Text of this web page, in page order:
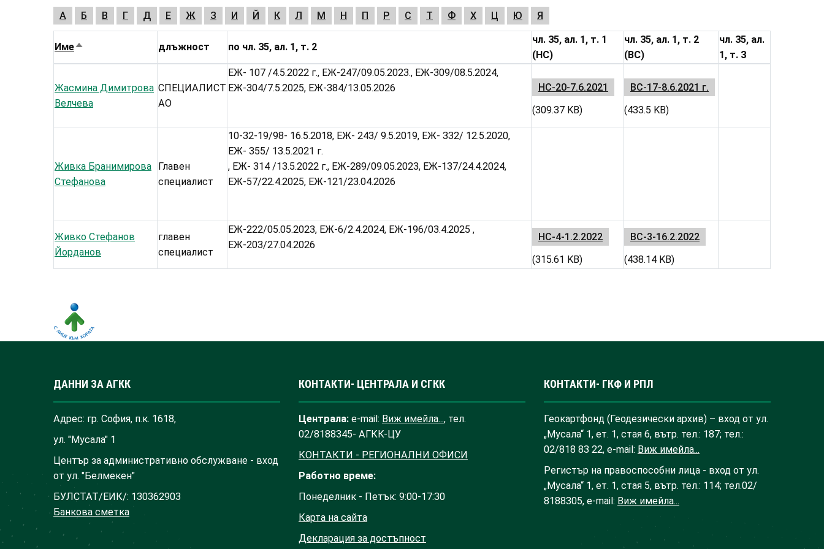
А Б В Г Д Е Ж З И Й К Л М Н П Р С Т Ф Х Ц Ю Я
ИмеSort
descending
длъжност по чл. 35, ал. 1, т. 2
чл. 35, ал. 1, т. 1
(НС)
чл. 35, ал. 1, т. 2
(ВС)
чл. 35, ал.
1, т. 3
Жасмина Димитрова
Велчева
СПЕЦИАЛИСТ
АО
ЕЖ- 107 /4.5.2022 г., ЕЖ-247/09.05.2023., ЕЖ-309/08.5.2024,
ЕЖ-304/7.5.2025, ЕЖ-384/13.05.2026
НС-20-7.6.2021
(309.37 KB)
ВС-17-8.6.2021 г.
(433.5 KB)
Живка Бранимирова
Стефанова
Главен
специалист
10-32-19/98- 16.5.2018, ЕЖ- 243/ 9.5.2019, ЕЖ- 332/ 12.5.2020,
ЕЖ- 355/ 13.5.2021 г.
, ЕЖ- 314 /13.5.2022 г., ЕЖ-289/09.05.2023, ЕЖ-137/24.4.2024,
ЕЖ-57/22.4.2025, ЕЖ-121/23.04.2026
Живко Стефанов
Йорданов
главен
специалист
ЕЖ-222/05.05.2023, ЕЖ-6/2.4.2024, ЕЖ-196/03.4.2025 ,
ЕЖ-203/27.04.2026
НС-4-1.2.2022
(315.61 KB)
ВС-3-16.2.2022
(438.14 KB)
ДАННИ ЗА АГКК
Адрес: гр. София, п.к. 1618,
ул. "Мусала" 1
Център за административно обслужване - вход
от ул. "Белмекен"
БУЛСТАТ/ЕИК/: 130362903
Банкова сметка
КОНТАКТИ- ЦЕНТРАЛА И СГКК
Централа: e-mail: Виж имейла..., тел.
02/8188345- АГКК-ЦУ
КОНТАКТИ - РЕГИОНАЛНИ ОФИСИ
Работно време:
Понеделник - Петък: 9:00-17:30
Карта на сайта
Декларация за достъпност
КОНТАКТИ- ГКФ И РПЛ
Геокартфонд (Геодезически архив) – вход от ул.
„Мусала“ 1, ет. 1, стая 6, вътр. тел.: 187; тел.:
02/818 83 22, e-mail: Виж имейла...
Регистър на правоспособни лица - вход от ул.
„Мусала“ 1, ет. 1, стая 5, вътр. тел.: 114; тел.02/
8188305, e-mail: Виж имейла...